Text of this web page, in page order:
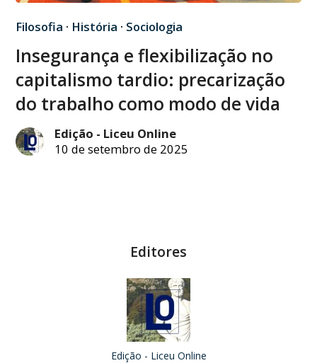
Filosofia · História · Sociologia
Insegurança e flexibilização no
capitalismo tardio: precarização
do trabalho como modo de vida
Edição - Liceu Online
10 de setembro de 2025
Editores
Edição - Liceu Online